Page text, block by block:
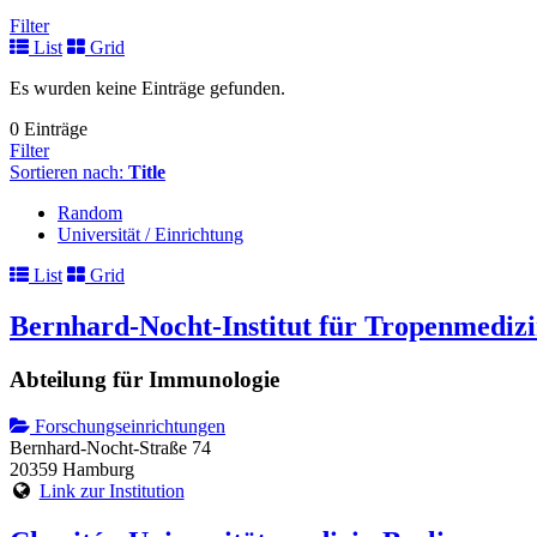
Filter
List
Grid
Es wurden keine Einträge gefunden.
0 Einträge
Filter
Sortieren nach: Title
Random
Universität / Einrichtung
List
Grid
Bernhard-Nocht-Institut für
Abteilung für Immunologie
Forschungseinrichtungen
Bernhard-Nocht-Straße 74
20359 Hamburg
Link zur Institution